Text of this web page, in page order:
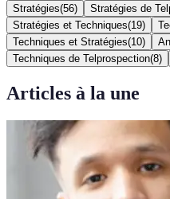
Stratégies(56) Stratégies de
Stratégies et Techniques(19)
Techniques et Stratégies(10)
Techniques de Telprospection(8)
Articles à la une